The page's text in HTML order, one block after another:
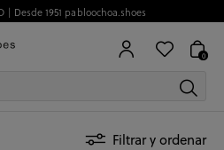
Desde 1951 pabloochoa.shoes
0
Filtrar y ordenar